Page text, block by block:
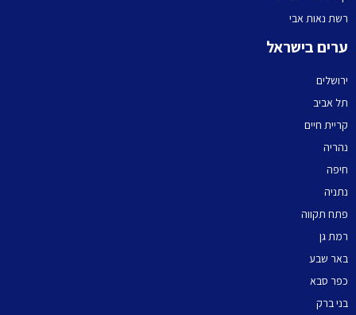
נאות אבי
בישראל
אביב
חיים
תקווה
גן
שבע
סבא
ברק